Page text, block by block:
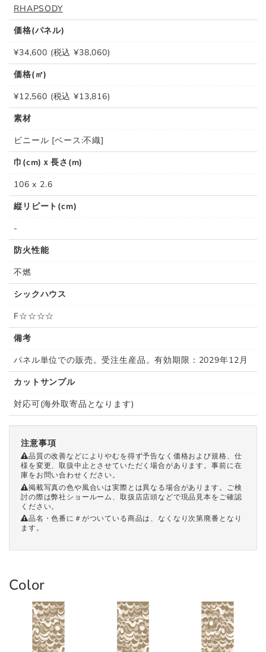
RHAPSODY
価格(パネル)
¥34,600 (税込 ¥38,060)
価格(㎡)
¥12,560 (税込 ¥13,816)
素材
ビニール [ベース:不織]
巾(cm)ｘ長さ(m)
106 x 2.6
縦リピート(cm)
-
防火性能
不燃
シックハウス
F☆☆☆☆
備考
パネル単位での販売。受注生産品。有効期限：2029年12月
カットサンプル
対応可(海外取寄品となります)
注意事項
品質の改善などによりやむを得ず予告なく価格および規格、仕
様を変更、取扱中止とさせていただく場合があります。事前に在
庫をお問い合わせください。
掲載写真の色や風合いは実際とは異なる場合があります。ご検
討の際は弊社ショールーム、取扱店店頭などで現品見本をご確認
ください。
品名・色番に＃がついている商品は、なくなり次第廃番となり
ます。
Color